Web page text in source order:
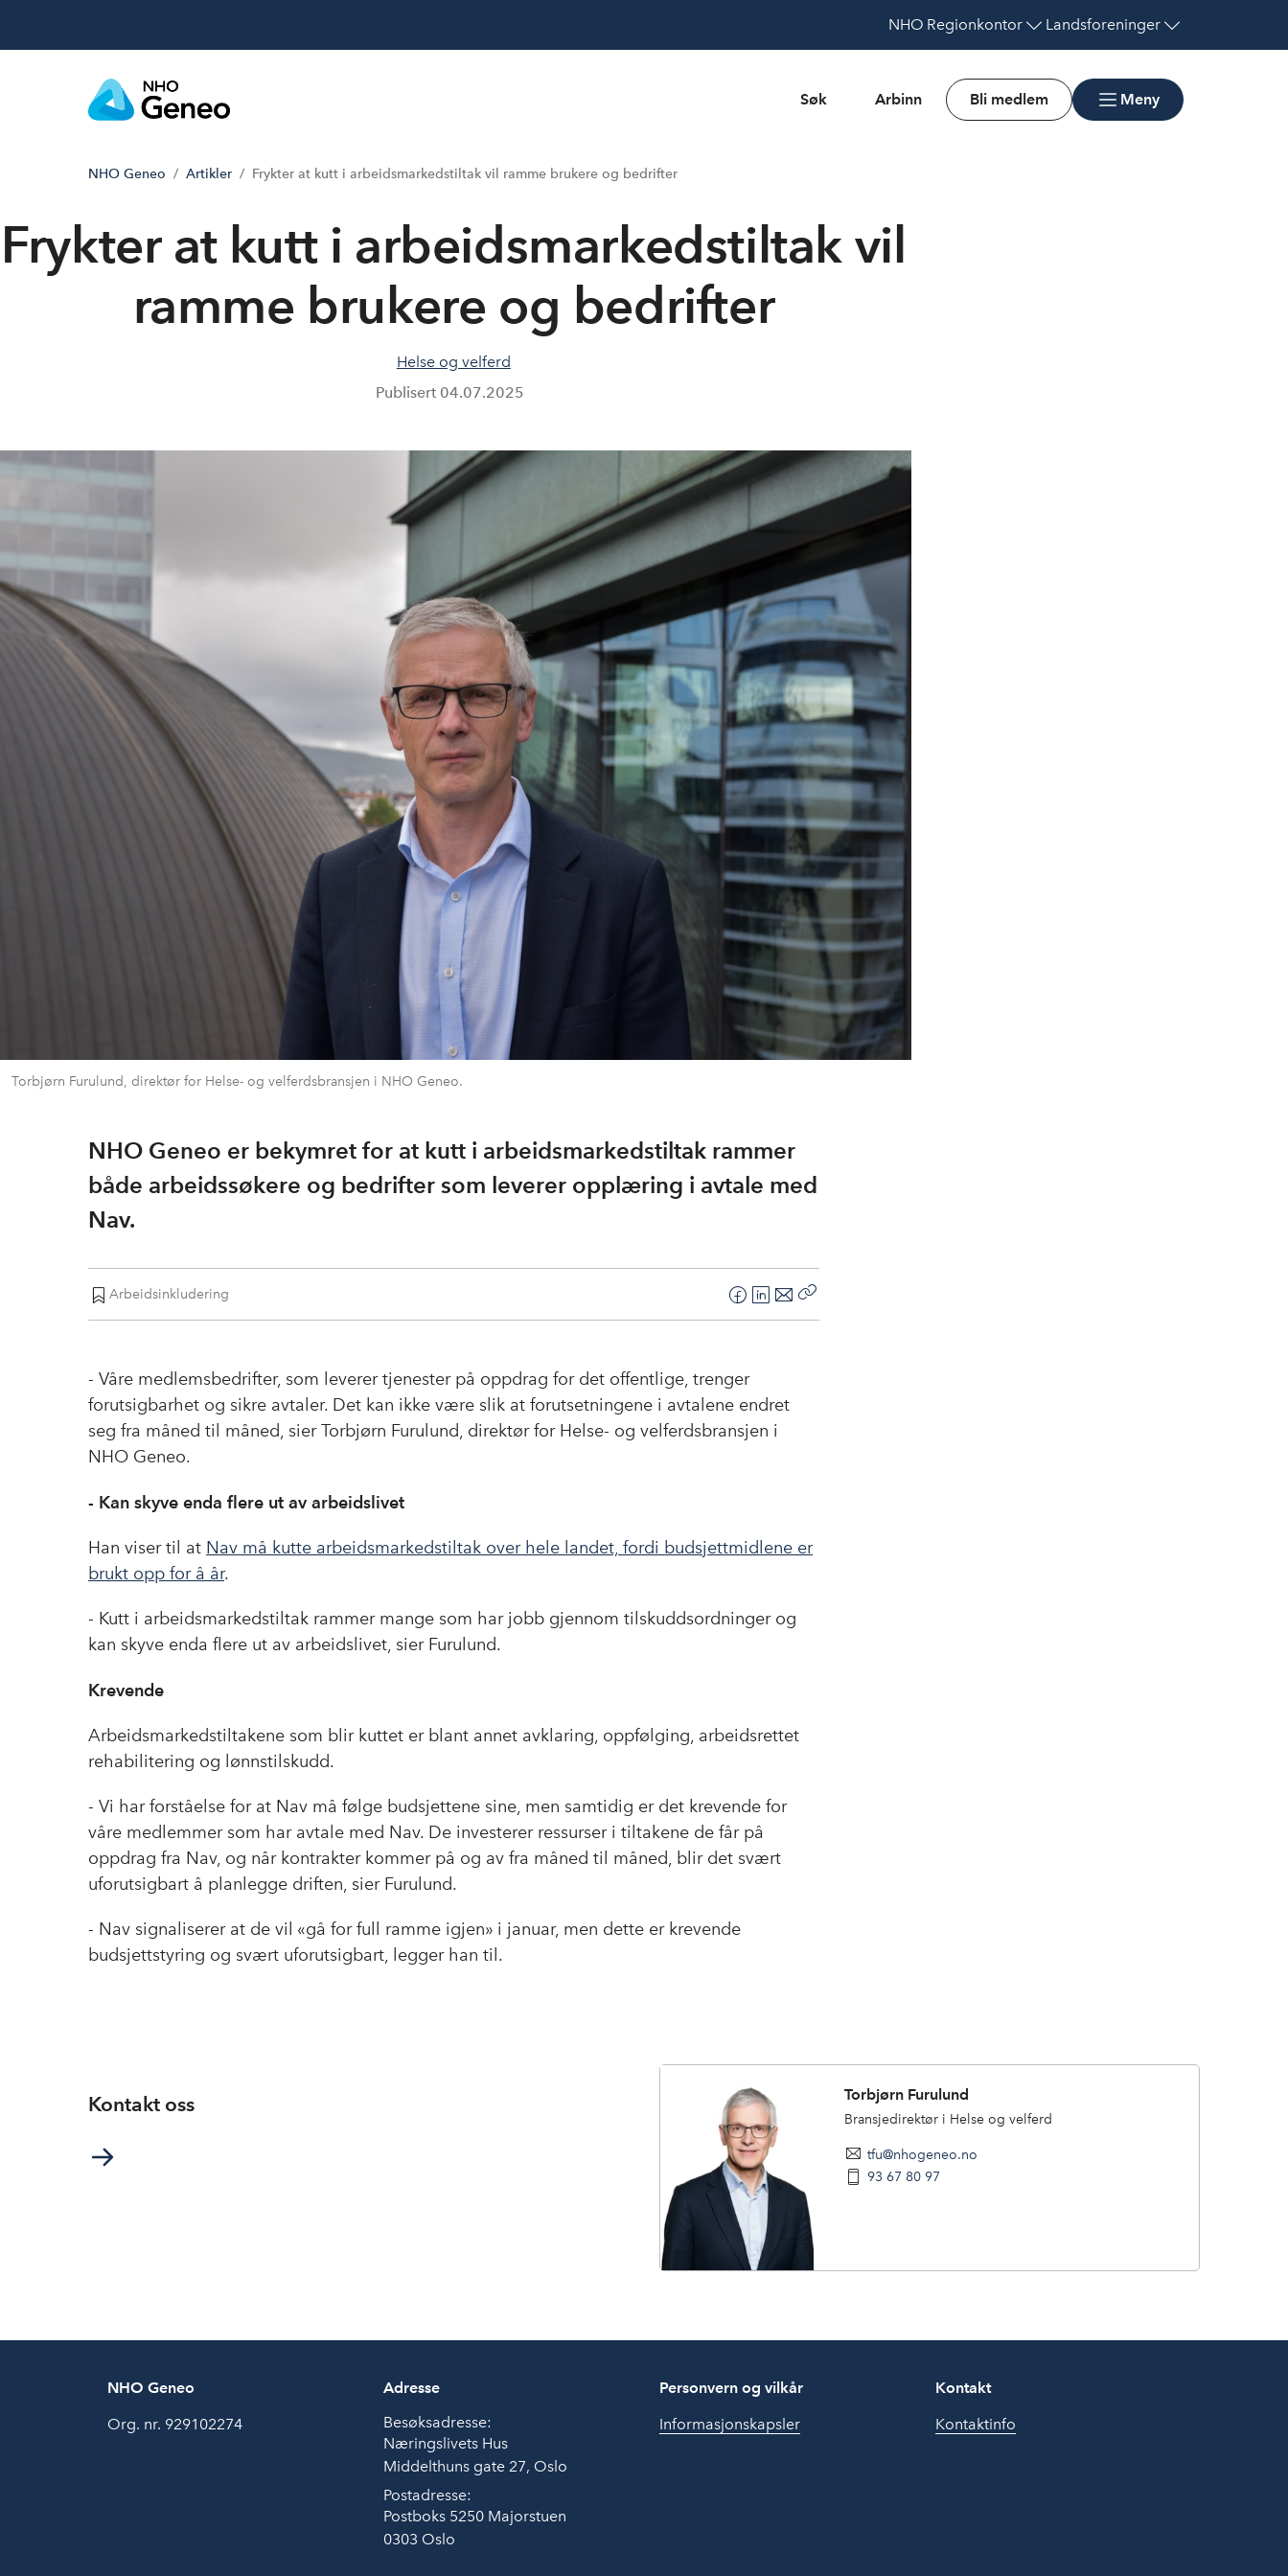
NHO Regionkontor Landsforeninger
Søk Arbinn Bli medlem Meny
NHO Geneo Artikler Frykter at kutt i arbeidsmarkedstiltak vil ramme brukere og bedrifter
Frykter at kutt i arbeidsmarkedstiltak vil
ramme brukere og bedrifter
Helse og velferd
Publisert 04.07.2025
Torbjørn Furulund, direktør for Helse- og velferdsbransjen i NHO Geneo.
NHO Geneo er bekymret for at kutt i arbeidsmarkedstiltak rammer
både arbeidssøkere og bedrifter som leverer opplæring i avtale med
Nav.
Arbeidsinkludering
F
e
o
L
k
I
E
- Våre medlemsbedrifter, som leverer tjenester på oppdrag for det offentlige, trenger
forutsigbarhet og sikre avtaler. Det kan ikke være slik at forutsetningene i avtalene endret
seg fra måned til måned, sier Torbjørn Furulund, direktør for Helse- og velferdsbransjen i
NHO Geneo.
- Kan skyve enda flere ut av arbeidslivet
Han viser til at Nav må kutte arbeidsmarkedstiltak over hele landet, fordi budsjettmidlene er
brukt opp for å år.
- Kutt i arbeidsmarkedstiltak rammer mange som har jobb gjennom tilskuddsordninger og
kan skyve enda flere ut av arbeidslivet, sier Furulund.
Krevende
Arbeidsmarkedstiltakene som blir kuttet er blant annet avklaring, oppfølging, arbeidsrettet
rehabilitering og lønnstilskudd.
- Vi har forståelse for at Nav må følge budsjettene sine, men samtidig er det krevende for
våre medlemmer som har avtale med Nav. De investerer ressurser i tiltakene de får på
oppdrag fra Nav, og når kontrakter kommer på og av fra måned til måned, blir det svært
uforutsigbart å planlegge driften, sier Furulund.
- Nav signaliserer at de vil «gå for full ramme igjen» i januar, men dette er krevende
budsjettstyring og svært uforutsigbart, legger han til.
Kontakt oss Torbjørn Furulund
Bransjedirektør i Helse og velferd
tfu@nhogeneo.no
93 67 80 97
NHO Geneo
Org. nr. 929102274
Adresse
Besøksadresse:
Næringslivets Hus
Middelthuns gate 27, Oslo
Postadresse:
Postboks 5250 Majorstuen
0303 Oslo
Personvern og vilkår
Informasjonskapsler
Kontakt
Kontaktinfo